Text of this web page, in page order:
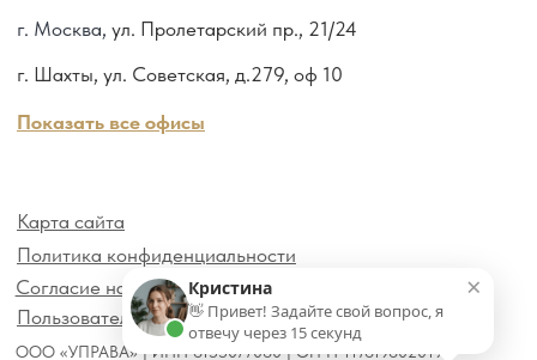
×
Кристина
👋 Привет! Задайте свой вопрос, я
отвечу через 15 секунд